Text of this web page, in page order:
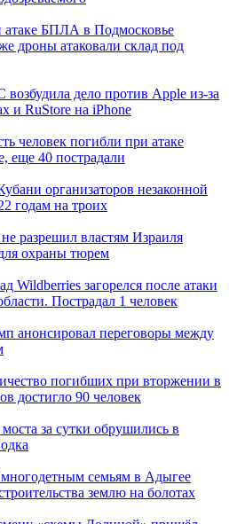
БПЛА в Подмосковье
дроны атаковали склад под
дело против Apple из-за
и RuStore на iPhone
человек погибли при атаке
40 пострадали
организаторов незаконной
годам на троих
разрешил властям Израиля
охраны тюрем
Wildberries загорелся после атаки
Пострадал 1 человек
анонсировал переговоры между
погибших при вторжении в
достигло 90 человек
за сутки обрушились в
семьям в Адыгее
землю на болотах